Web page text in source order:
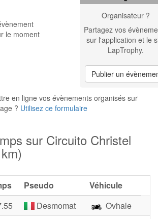
le moment
Organisateur ?
Partagez vos
sur l'application et le
LapTrophy.
Publier un
en ligne vos évènements organisés sur
? Utilisez ce formulaire
sur Circuito Christel
Pseudo
Véhicule
Desmomat
Ovhale